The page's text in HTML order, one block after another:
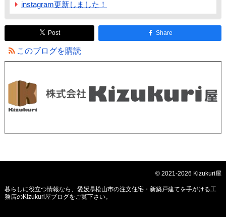
instagram更新しました！
Post Share
このブログを購読
© 2021-2026 Kizukuri屋
暮らしに役立つ情報なら、 愛媛県松山市の注文住宅・新築戸建てを手がける工
務店のKizukuri屋ブログをご覧下さい。